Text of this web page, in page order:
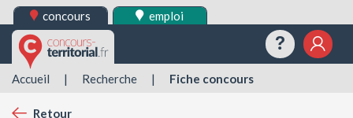
concours emploi
Accueil | Recherche | Fiche concours
Retour